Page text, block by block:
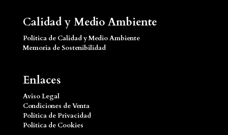
Calidad y Medio Ambiente
Política de Calidad y Medio Ambiente
Memoria de Sostenibilidad
Enlaces
Aviso Legal
Condiciones de Venta
Política de Privacidad
Política de Cookies